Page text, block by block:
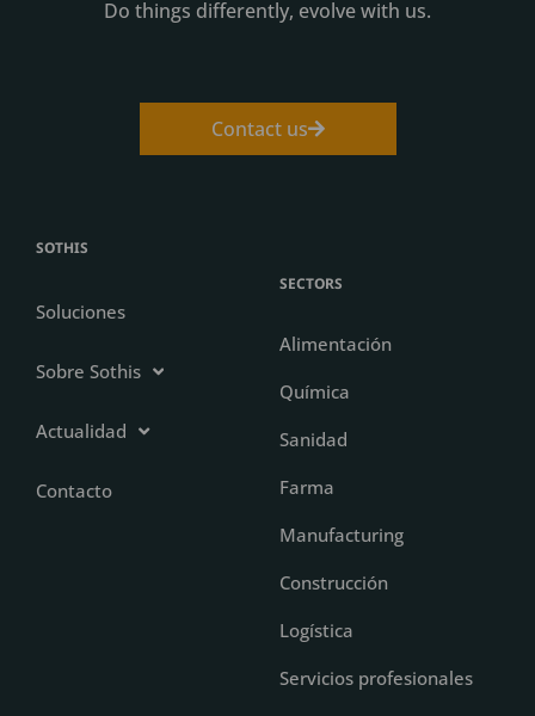
Do things differently, evolve with us.
Contact us
SOTHIS
Soluciones
Sobre Sothis
Actualidad
Contacto
SECTORS
Alimentación
Química
Sanidad
Farma
Manufacturing
Construcción
Logística
Servicios profesionales